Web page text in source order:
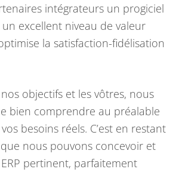
intégrateurs un progiciel
excellent niveau de valeur
la satisfaction-fidélisation
objectifs et les vôtres, nous
bien comprendre au préalable
besoins réels. C’est en restant
nous pouvons concevoir et
pertinent, parfaitement